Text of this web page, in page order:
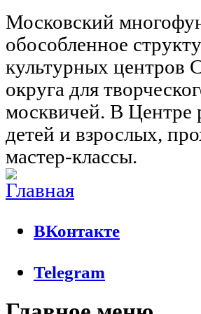
Московский
обособленное
культурных центров
округа для
москвичей. В Центре
детей и взрослых,
мастер-классы.
ВКонтакте
Telegram